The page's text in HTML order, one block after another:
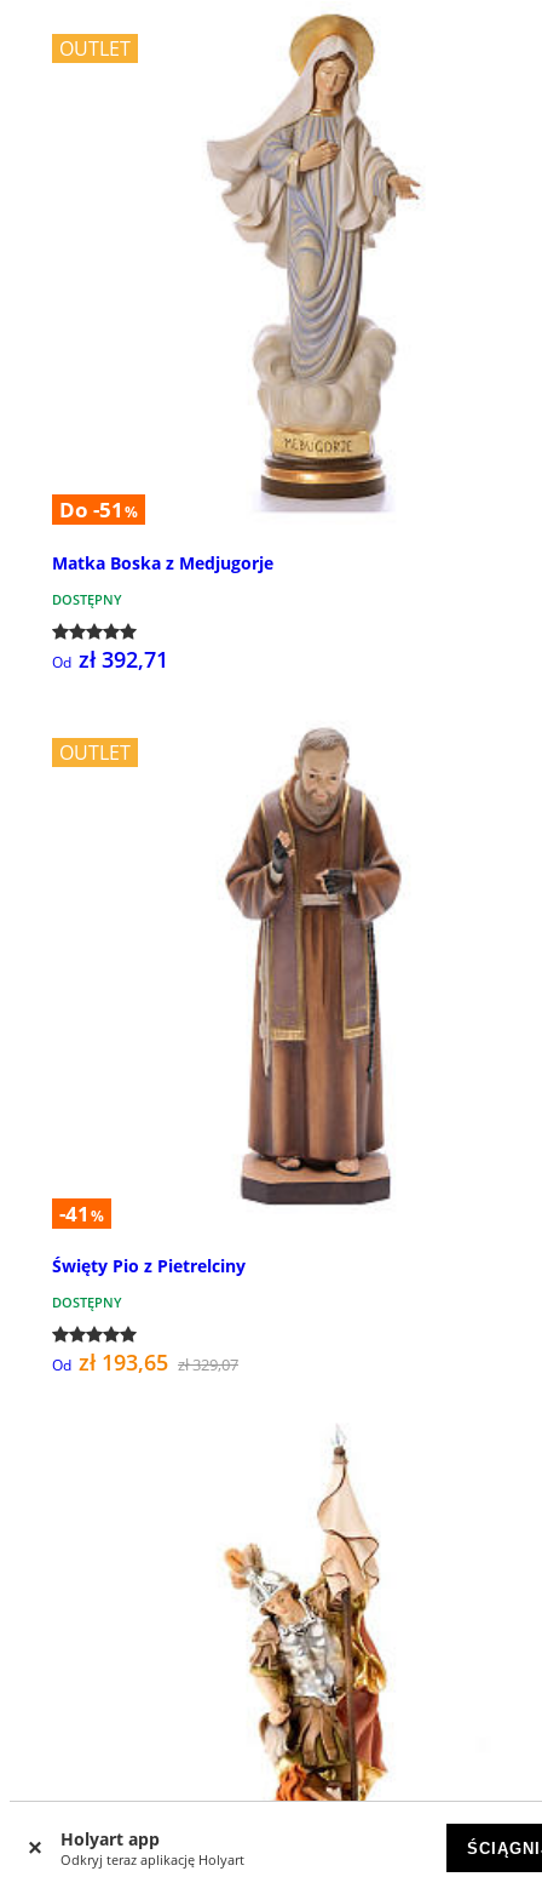
Holyart app
Odkryj teraz aplikację Holyart
OUTLET
Do -51 %
Matka Boska z Medjugorje
DOSTĘPNY
Od zł 392,71
OUTLET
-41 %
Święty Pio z Pietrelciny
DOSTĘPNY
Od zł 193,65 zł 329,07